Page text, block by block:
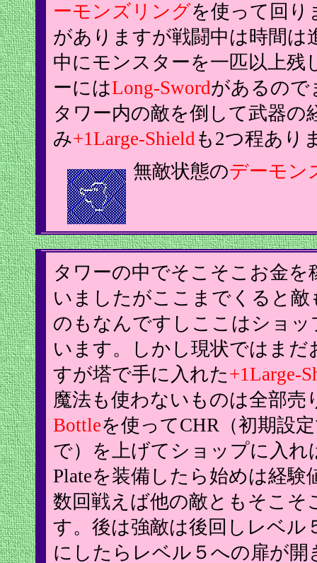
ーモンズリングを使って回り
がありますが戦闘中は時間
中にモンスターを一匹以上
ーにはLong-Swordがあるので
タワー内の敵を倒して武器
み+1Large-Shield も2つ程あり
無敵状態のデーモン
タワーの中でそこそこお金
いましたがここまでくると
のもなんですしここはショ
います。しかし現状ではま
すが塔で手に入れた+1Large-
魔法も使わないものは全部売
Bottleを使ってCHR（初期設
で）を上げてショップに入
Plateを装備したら始めは経
数回戦えば他の敵ともそこ
す。後は強敵は後回しレベル
にしたらレベル５への扉が